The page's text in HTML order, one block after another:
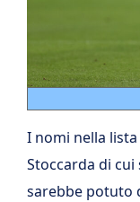
I nomi nella
Stoccarda di
sarebbe potuto